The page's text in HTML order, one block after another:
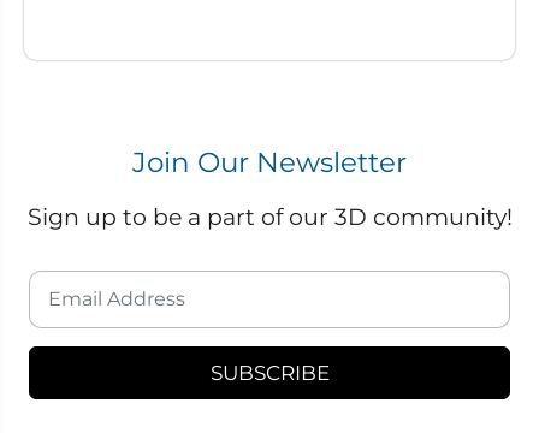
Join Our Newsletter
Sign up to be a part of our 3D community!
SUBSCRIBE